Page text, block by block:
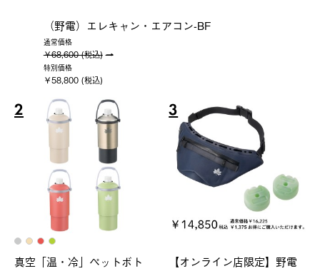
（野電）エレキャン・エアコン-BF
通常価格
￥68,600 (税込)
特別価格
￥58,800 (税込)
2
真空「温・冷」ペットボト
3
【オンライン店限定】野電